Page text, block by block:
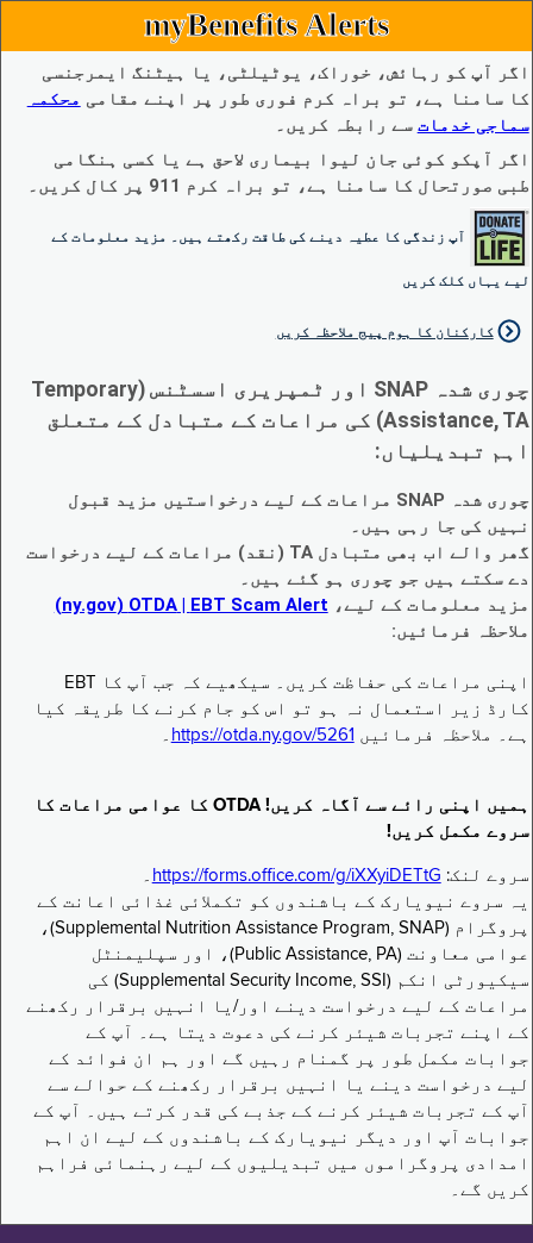
myBenefits Alerts
اگر آپ کو رہائش، خوراک، یوٹیلٹی، یا ہیٹنگ ایمرجنسی
کا سامنا ہے، تو براہ کرم فوری طور پر اپنے مقامی محکمہ
سماجی خدمات سے رابطہ کریں۔
اگر آپکو کوئی جان لیوا بیماری لاحق ہے یا کسی ہنگامی
طبی صورتحال کا سامنا ہے، تو براہ کرم 911 پر کال کریں۔
آپ زندگی کا عطیہ دینے کی طاقت رکھتے ہیں۔ مزید معلومات کے
لیے یہاں کلک کریں
کارکنان کا ہوم پیج ملاحظہ کریں
چوری شدہ SNAP اور ٹمپریری اسسٹنس (Temporary
Assistance, TA) کی مراعات کے متبادل کے متعلق
اہم تبدیلیاں:
چوری شدہ SNAP مراعات کے لیے درخواستیں مزید قبول
نہیں کی جا رہی ہیں۔
گھر والے اب بھی متبادل TA (نقد) مراعات کے لیے درخواست
دے سکتے ہیں جو چوری ہو گئے ہیں۔
مزید معلومات کے لیے، EBT Scam Alert ‏| OTDA ‏(ny.gov)
ملاحظہ فرمائیں:
اپنی مراعات کی حفاظت کریں۔ سیکھیے کہ جب آپ کا EBT
کارڈ زیر استعمال نہ ہو تو اس کو جام کرنے کا طریقہ کیا
ہے۔ ملاحظہ فرمائیں https://otda.ny.gov/5261 ۔
ہمیں اپنی رائے سے آگاہ کریں! OTDA کا عوامی مراعات کا
سروے مکمل کریں!
سروے لنک: https://forms.office.com/g/iXXyiDETtG ۔
یہ سروے نیویارک کے باشندوں کو تکملائی غذائی اعانت کے
پروگرام (Supplemental Nutrition Assistance Program, SNAP)،
عوامی معاونت (Public Assistance, PA)، اور سپلیمنٹل
سیکیورٹی انکم (Supplemental Security Income, SSI) کی
مراعات کے لیے درخواست دینے اور/یا انہیں برقرار رکھنے
کے اپنے تجربات شیئر کرنے کی دعوت دیتا ہے۔ آپ کے
جوابات مکمل طور پر گمنام رہیں گے اور ہم ان فوائد کے
لیے درخواست دینے یا انہیں برقرار رکھنے کے حوالے سے
آپ کے تجربات شیئر کرنے کے جذبے کی قدر کرتے ہیں۔ آپ کے
جوابات آپ اور دیگر نیویارک کے باشندوں کے لیے ان اہم
امدادی پروگراموں میں تبدیلیوں کے لیے رہنمائی فراہم
کریں گے۔